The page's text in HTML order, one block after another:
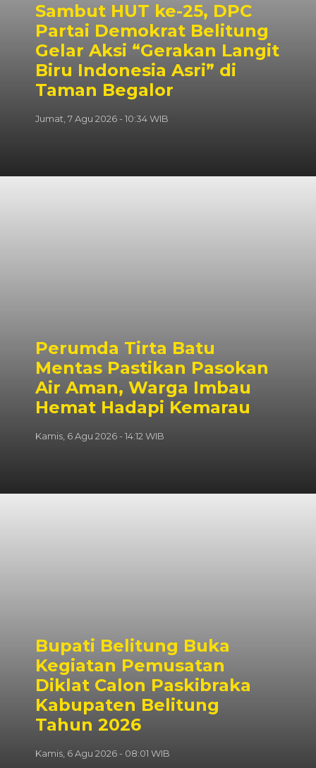
Sambut HUT ke-25, DPC
Partai Demokrat Belitung
Gelar Aksi “Gerakan Langit
Biru Indonesia Asri” di
Taman Begalor
Jumat, 7 Agu 2026 - 10:34 WIB
Perumda Tirta Batu
Mentas Pastikan Pasokan
Air Aman, Warga Imbau
Hemat Hadapi Kemarau
Kamis, 6 Agu 2026 - 14:12 WIB
‎Bupati Belitung Buka
Kegiatan Pemusatan
Diklat Calon Paskibraka
Kabupaten Belitung
Tahun 2026
Kamis, 6 Agu 2026 - 08:01 WIB